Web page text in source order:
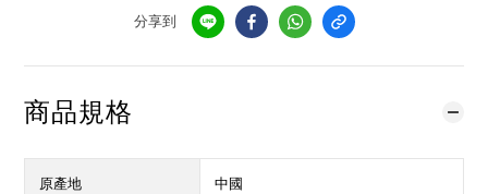
分享到
商品規格
原產地 中國